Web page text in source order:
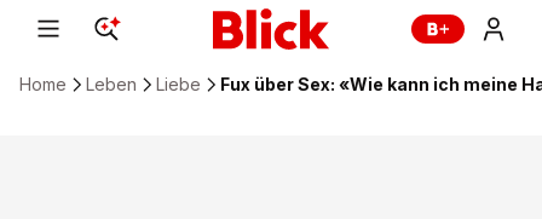
Home Leben Liebe Fux über Sex: «Wie kann ich meine